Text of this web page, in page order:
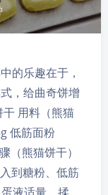
的乐趣在于，
，给曲奇饼增
用料（熊猫
低筋面粉
（熊猫饼干）
到糖粉、低筋